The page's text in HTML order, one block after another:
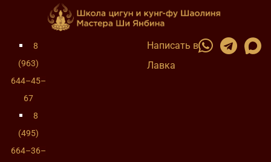
8
(963)
644–45–
67
8
(495)
664–36–
Написать в
Лавка